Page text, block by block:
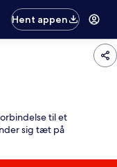
Hent appen
til et
sig tæt på